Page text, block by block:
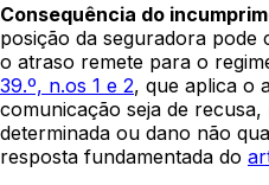
Consequência do
posição da seguradora
o atraso remete para o
39.º, n.os 1 e 2, que aplica o
comunicação seja de
determinada ou dano não
resposta fundamentada do